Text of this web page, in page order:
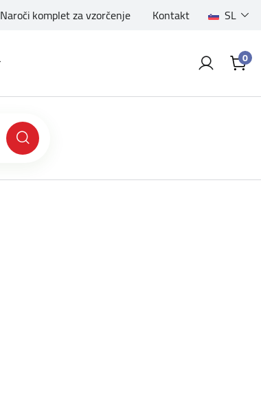
Naroči komplet za vzorčenje Kontakt SL
0